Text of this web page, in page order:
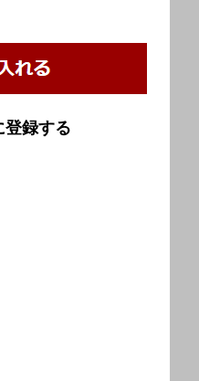
登録する